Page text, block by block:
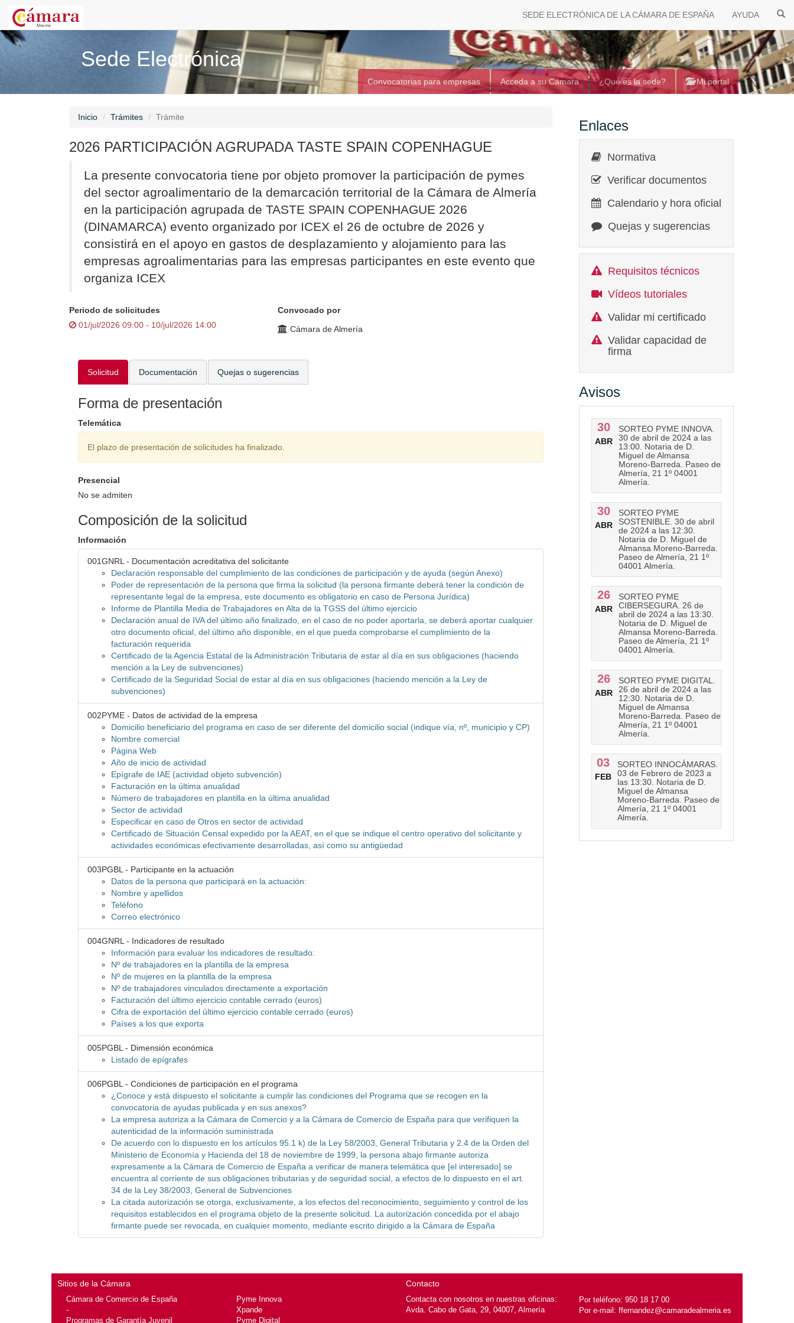
SEDE ELECTRÓNICA DE LA CÁMARA DE ESPAÑA AYUDA
Sede Electrónica
Convocatorias para empresas Acceda a su Cámara ¿Qué es la sede? Mi portal
Inicio Trámites Trámite
2026 PARTICIPACIÓN AGRUPADA TASTE SPAIN COPENHAGUE
La presente convocatoria tiene por objeto promover la participación de pymes
del sector agroalimentario de la demarcación territorial de la Cámara de Almería
en la participación agrupada de TASTE SPAIN COPENHAGUE 2026
(DINAMARCA) evento organizado por ICEX el 26 de octubre de 2026 y
consistirá en el apoyo en gastos de desplazamiento y alojamiento para las
empresas agroalimentarias para las empresas participantes en este evento que
organiza ICEX
Periodo de solicitudes
01/jul/2026 09:00 - 10/jul/2026 14:00
Convocado por
Cámara de Almería
Solicitud Documentación Quejas o sugerencias
Forma de presentación
Telemática
El plazo de presentación de solicitudes ha finalizado.
Presencial
No se admiten
Composición de la solicitud
Información
001GNRL - Documentación acreditativa del solicitante
Declaración responsable del cumplimiento de las condiciones de participación y de ayuda (según Anexo)
Poder de representación de la persona que firma la solicitud (la persona firmante deberá tener la condición de
representante legal de la empresa, este documento es obligatorio en caso de Persona Jurídica)
Informe de Plantilla Media de Trabajadores en Alta de la TGSS del último ejercicio
Declaración anual de IVA del último año finalizado, en el caso de no poder aportarla, se deberá aportar cualquier
otro documento oficial, del último año disponible, en el que pueda comprobarse el cumplimiento de la
facturación requerida
Certificado de la Agencia Estatal de la Administración Tributaria de estar al día en sus obligaciones (haciendo
mención a la Ley de subvenciones)
Certificado de la Seguridad Social de estar al día en sus obligaciones (haciendo mención a la Ley de
subvenciones)
002PYME - Datos de actividad de la empresa
Domicilio beneficiario del programa en caso de ser diferente del domicilio social (indique vía, nº, municipio y CP)
Nombre comercial
Página Web
Año de inicio de actividad
Epígrafe de IAE (actividad objeto subvención)
Facturación en la última anualidad
Número de trabajadores en plantilla en la última anualidad
Sector de actividad
Especificar en caso de Otros en sector de actividad
Certificado de Situación Censal expedido por la AEAT, en el que se indique el centro operativo del solicitante y
actividades económicas efectivamente desarrolladas, así como su antigüedad
003PGBL - Participante en la actuación
Datos de la persona que participará en la actuación:
Nombre y apellidos
Teléfono
Correo electrónico
004GNRL - Indicadores de resultado
Información para evaluar los indicadores de resultado:
Nº de trabajadores en la plantilla de la empresa
Nº de mujeres en la plantilla de la empresa
Nº de trabajadores vinculados directamente a exportación
Facturación del último ejercicio contable cerrado (euros)
Cifra de exportación del último ejercicio contable cerrado (euros)
Países a los que exporta
005PGBL - Dimensión económica
Listado de epígrafes
006PGBL - Condiciones de participación en el programa
¿Conoce y está dispuesto el solicitante a cumplir las condiciones del Programa que se recogen en la
convocatoria de ayudas publicada y en sus anexos?
La empresa autoriza a la Cámara de Comercio y a la Cámara de Comercio de España para que verifiquen la
autenticidad de la información suministrada
De acuerdo con lo dispuesto en los artículos 95.1 k) de la Ley 58/2003, General Tributaria y 2.4 de la Orden del
Ministerio de Economía y Hacienda del 18 de noviembre de 1999, la persona abajo firmante autoriza
expresamente a la Cámara de Comercio de España a verificar de manera telemática que [el interesado] se
encuentra al corriente de sus obligaciones tributarias y de seguridad social, a efectos de lo dispuesto en el art.
34 de la Ley 38/2003, General de Subvenciones
La citada autorización se otorga, exclusivamente, a los efectos del reconocimiento, seguimiento y control de los
requisitos establecidos en el programa objeto de la presente solicitud. La autorización concedida por el abajo
firmante puede ser revocada, en cualquier momento, mediante escrito dirigido a la Cámara de España
Enlaces
Normativa
Verificar documentos
Calendario y hora oficial
Quejas y sugerencias
Requisitos técnicos
Vídeos tutoriales
Validar mi certificado
Validar capacidad de
firma
Avisos
30
ABR
SORTEO PYME INNOVA.
30 de abril de 2024 a las
13:00. Notaria de D.
Miguel de Almansa
Moreno-Barreda. Paseo de
Almería, 21 1º 04001
Almería.
30
ABR
SORTEO PYME
SOSTENIBLE. 30 de abril
de 2024 a las 12:30.
Notaria de D. Miguel de
Almansa Moreno-Barreda.
Paseo de Almería, 21 1º
04001 Almería.
26
ABR
SORTEO PYME
CIBERSEGURA. 26 de
abril de 2024 a las 13:30.
Notaria de D. Miguel de
Almansa Moreno-Barreda.
Paseo de Almería, 21 1º
04001 Almería.
26
ABR
SORTEO PYME DIGITAL.
26 de abril de 2024 a las
12:30. Notaria de D.
Miguel de Almansa
Moreno-Barreda. Paseo de
Almería, 21 1º 04001
Almería.
03
FEB
SORTEO INNOCÁMARAS.
03 de Febrero de 2023 a
las 13:30. Notaria de D.
Miguel de Almansa
Moreno-Barreda. Paseo de
Almería, 21 1º 04001
Almería.
Sitios de la Cámara
Cámara de Comercio de España
-
Programas de Garantía Juvenil
Pyme Innova
Xpande
Pyme Digital
Contacto
Contacta con nosotros en nuestras oficinas:
Avda. Cabo de Gata, 29, 04007, Almería
Por teléfono: 950 18 17 00
Por e-mail: ffernandez@camaradealmeria.es